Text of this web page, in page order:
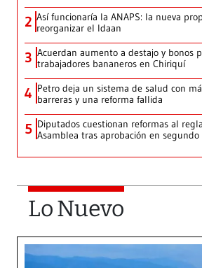
2 Así funcionaría la ANAPS: la nueva
reorganizar el Idaan
3 Acuerdan aumento a destajo y bonos
trabajadores bananeros en Chiriquí
4 Petro deja un sistema de salud con
barreras y una reforma fallida
5 Diputados cuestionan reformas al
Asamblea tras aprobación en
Lo Nuevo